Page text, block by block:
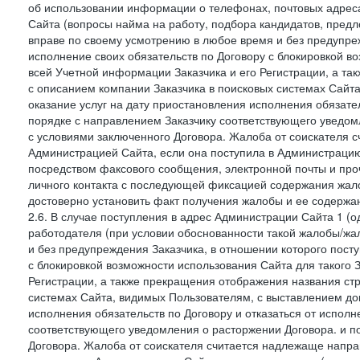
об использовании информации о телефонах, почтовых
Сайта (вопросы найма на работу, подбора кандидатов,
вправе по своему усмотрению в любое время и без
исполнение своих обязательств по Договору с блокировкой
всей Учетной информации Заказчика и его Регистрации, а
с описанием компании Заказчика в поисковых системах
оказание услуг на дату приостановления исполнения
порядке с направлением Заказчику соответствующего
с условиями заключенного Договора. Жалоба от
Администрацией Сайта, если она поступила в
посредством факсового сообщения, электронной почты и
личного контакта с последующей фиксацией содержания
достоверно установить факт получения жалобы и ее
2.6. В случае поступления в адрес Администрации Сайта 1
работодателя (при условии обоснованности такой
и без предупреждения Заказчика, в отношении которого
с блокировкой возможности использования Сайта для
Регистрации, а также прекращения отображения названия
системах Сайта, видимых Пользователям, с выставлением
исполнения обязательств по Договору и отказаться от
соответствующего уведомления о расторжении Договора. и
Договора. Жалоба от соискателя считается надлежаще